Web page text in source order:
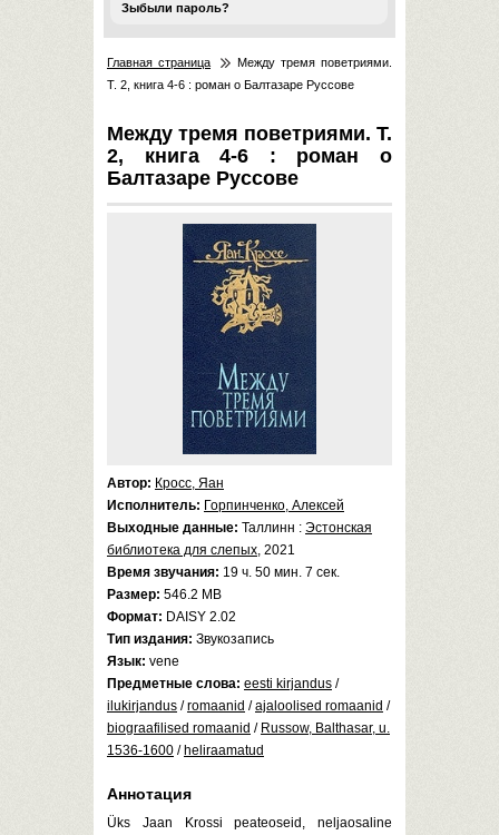
Зыбыли пароль?
Главная страница
Между тремя поветриями.
Т. 2, книга 4-6 : роман о Балтазаре Руссове
Между тремя поветриями. Т.
2, книга 4-6 : роман о
Балтазаре Руссове
Автор: Кросс, Яан
Исполнитель: Горпинченко, Алексей
Выходные данные: Таллинн : Эстонская
библиотека для слепых, 2021
Время звучания: 19 ч. 50 мин. 7 сек.
Размер: 546.2 MB
Формат: DAISY 2.02
Тип издания: Звукозапись
Язык: vene
Предметные слова: eesti kirjandus /
ilukirjandus /romaanid /ajaloolised romaanid /
biograafilised romaanid / Russow, Balthasar, u.
1536-1600 / heliraamatud
Аннотация
Üks Jaan Krossi peateoseid, neljaosaline